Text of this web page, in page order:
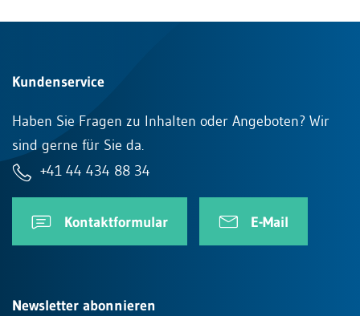
Kundenservice
Haben Sie Fragen zu Inhalten oder Angeboten? Wir
sind gerne für Sie da.
+41 44 434 88 34
Kontaktformular E-Mail
Newsletter abonnieren